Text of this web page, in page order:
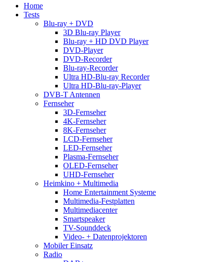
Close
Menu
Home
Tests
Blu-ray + DVD
3D Blu-ray Player
Blu-ray + HD DVD Player
DVD-Player
DVD-Recorder
Blu-ray-Recorder
Ultra HD-Blu-ray Recorder
Ultra HD-Blu-ray-Player
DVB-T Antennen
Fernseher
3D-Fernseher
4K-Fernseher
8K-Fernseher
LCD-Fernseher
LED-Fernseher
Plasma-Fernseher
OLED-Fernseher
UHD-Fernseher
Heimkino + Multimedia
Home Entertainment Systeme
Multimedia-Festplatten
Multimediacenter
Smartspeaker
TV-Sounddeck
Video- + Datenprojektoren
Mobiler Einsatz
Radio